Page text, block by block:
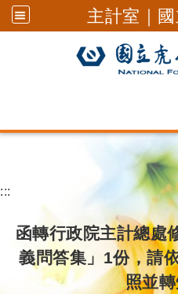
主計室｜
跳到
:::
函轉行政院主計總處
義問答集」1份，請
照並